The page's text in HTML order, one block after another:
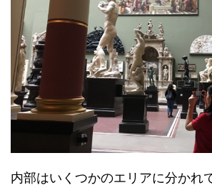
内部はいくつかのエリアに分かれ